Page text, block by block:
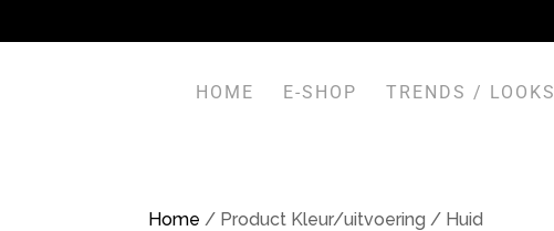
HOME E-SHOP TRENDS / LOOKS
Home / Product Kleur/uitvoering / Huid